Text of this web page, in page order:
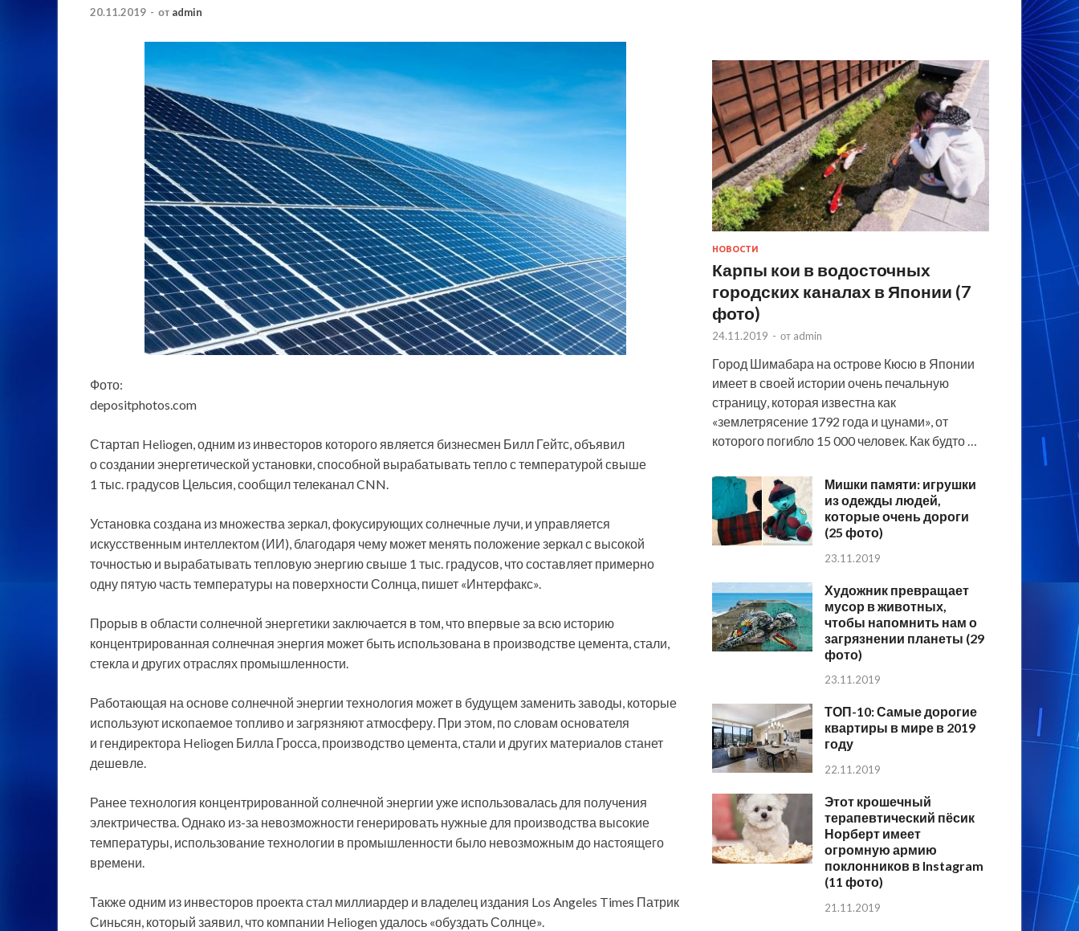
20.11.2019 - от admin
Фото:
depositphotos.com
Стартап Heliogen, одним из инвесторов которого является бизнесмен Билл Гейтс, объявил
о создании энергетической установки, способной вырабатывать тепло с температурой свыше
1 тыс. градусов Цельсия, сообщил телеканал CNN.
Установка создана из множества зеркал, фокусирующих солнечные лучи, и управляется
искусственным интеллектом (ИИ), благодаря чему может менять положение зеркал с высокой
точностью и вырабатывать тепловую энергию свыше 1 тыс. градусов, что составляет примерно
одну пятую часть температуры на поверхности Солнца, пишет «Интерфакс».
Прорыв в области солнечной энергетики заключается в том, что впервые за всю историю
концентрированная солнечная энергия может быть использована в производстве цемента, стали,
стекла и других отраслях промышленности.
Работающая на основе солнечной энергии технология может в будущем заменить заводы, которые
используют ископаемое топливо и загрязняют атмосферу. При этом, по словам основателя
и гендиректора Heliogen Билла Гросса, производство цемента, стали и других материалов станет
дешевле.
Ранее технология концентрированной солнечной энергии уже использовалась для получения
электричества. Однако из-за невозможности генерировать нужные для производства высокие
температуры, использование технологии в промышленности было невозможным до настоящего
времени.
Также одним из инвесторов проекта стал миллиардер и владелец издания Los Angeles Times Патрик
Синьсян, который заявил, что компании Heliogen удалось «обуздать Солнце».
НОВОСТИ
Карпы кои в водосточных
городских каналах в Японии (7
фото)
24.11.2019 - от admin
Город Шимабара на острове Кюсю в Японии
имеет в своей истории очень печальную
страницу, которая известна как
«землетрясение 1792 года и цунами», от
которого погибло 15 000 человек. Как будто …
Мишки памяти: игрушки
из одежды людей,
которые очень дороги
(25 фото)
23.11.2019
Художник превращает
мусор в животных,
чтобы напомнить нам о
загрязнении планеты (29
фото)
23.11.2019
ТОП-10: Самые дорогие
квартиры в мире в 2019
году
22.11.2019
Этот крошечный
терапевтический пёсик
Норберт имеет
огромную армию
поклонников в Instagram
(11 фото)
21.11.2019